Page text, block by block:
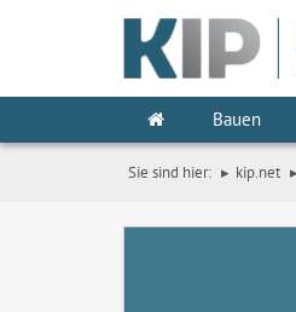
Bauen
Sie sind hier: kip.net